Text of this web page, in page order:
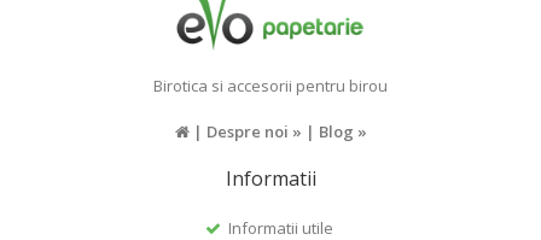
Birotica si accesorii pentru birou
| Despre noi » | Blog »
Informatii
Informatii utile